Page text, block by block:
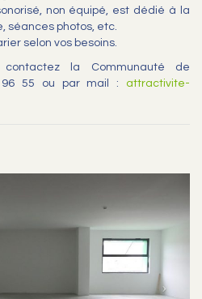
non équipé, est dédié à la
séances photos, etc.
selon vos besoins.
la Communauté de
96 55 ou par mail : attractivite-